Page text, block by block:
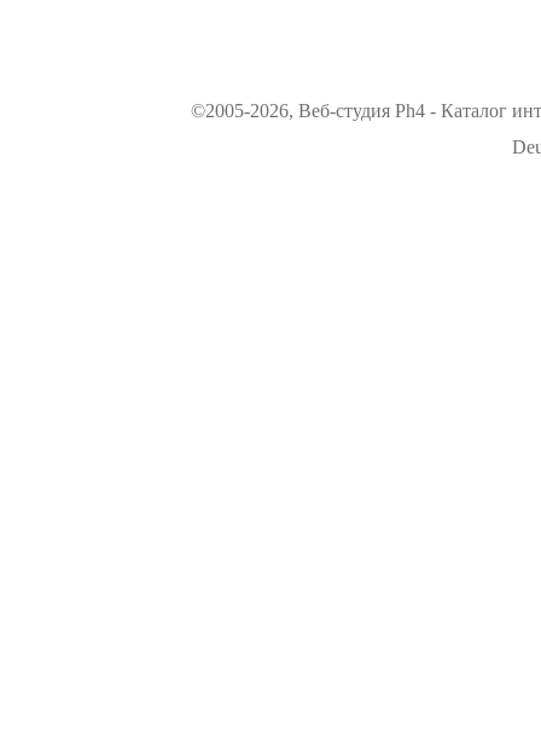
©2005-2026, Веб-студия Ph4 - Каталог